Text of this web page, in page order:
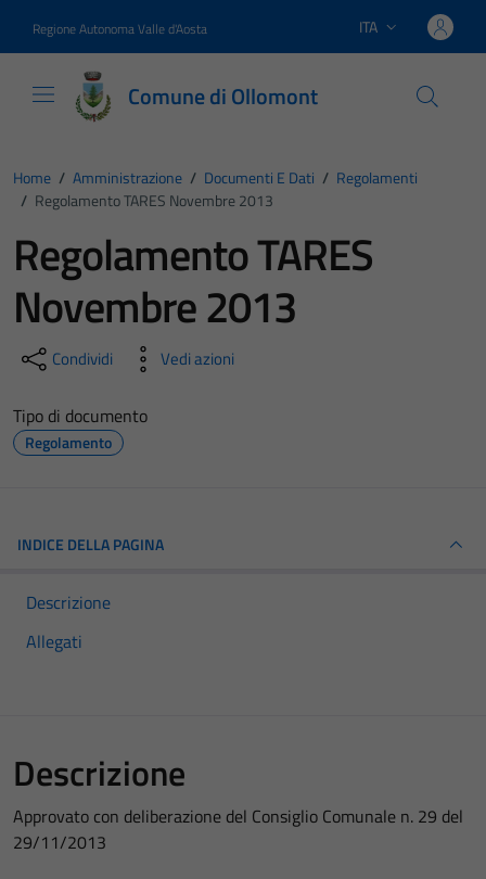
Regione Autonoma Valle d'Aosta Lingua attiva:
ITA
Comune di Ollomont
Home / Amministrazione / Documenti E Dati / Regolamenti
/ Regolamento TARES Novembre 2013
Regolamento TARES
Novembre 2013
Condividi Vedi azioni
Tipo di documento
Regolamento
INDICE DELLA PAGINA
Descrizione
Allegati
Descrizione
Approvato con deliberazione del Consiglio Comunale n. 29 del
29/11/2013